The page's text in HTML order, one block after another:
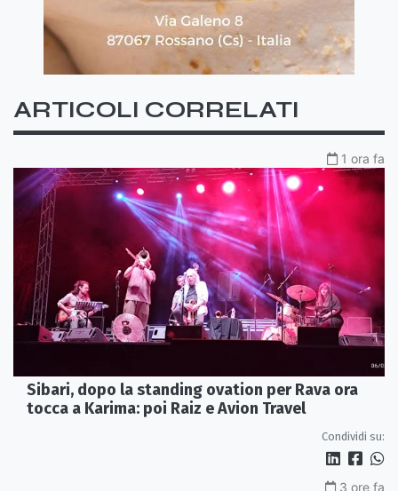
ARTICOLI CORRELATI
1 ora fa
Sibari, dopo la standing ovation per Rava ora
tocca a Karima: poi Raiz e Avion Travel
Condividi su:
3 ore fa